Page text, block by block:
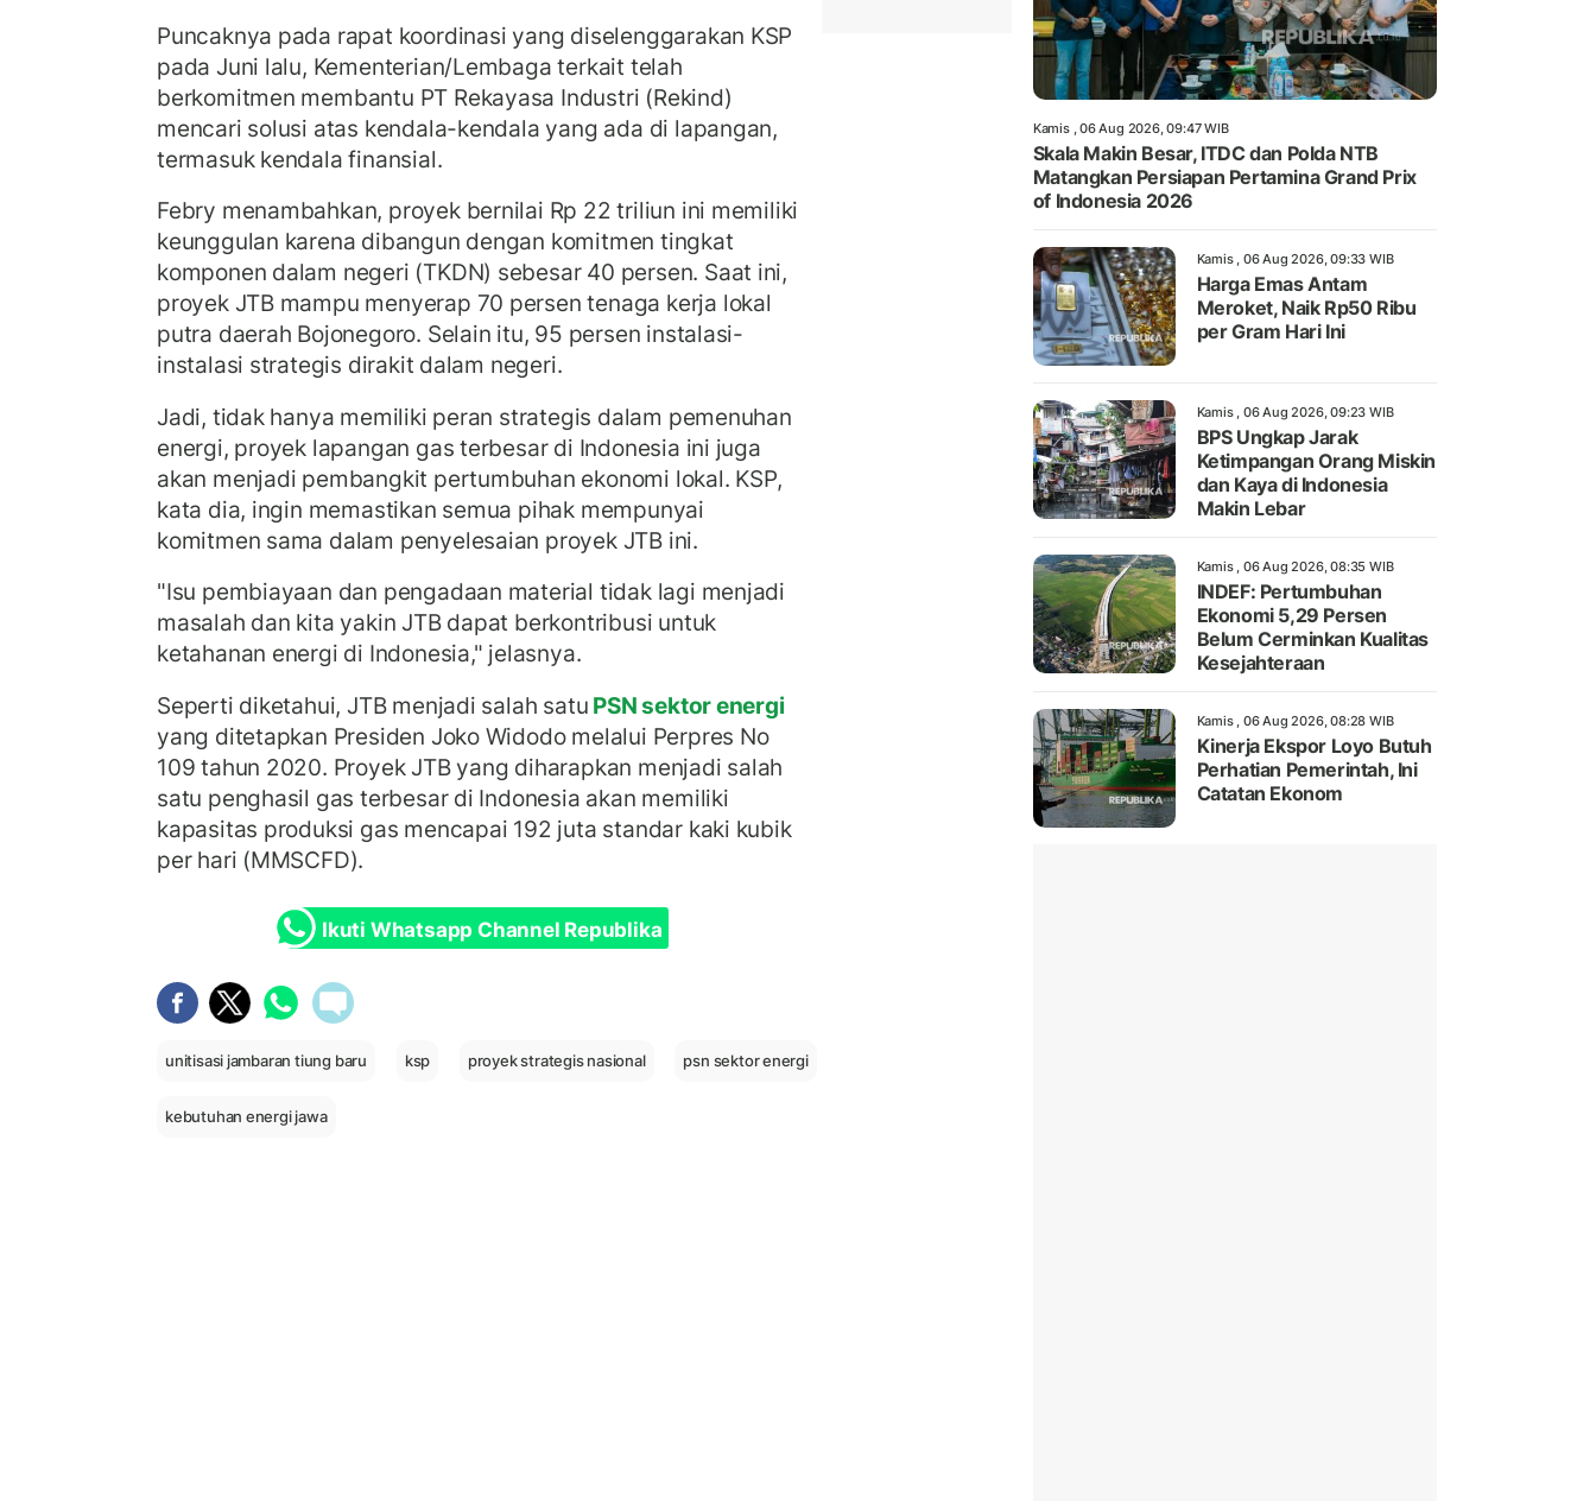
Puncaknya pada rapat koordinasi yang diselenggarakan KSP
pada Juni lalu, Kementerian/Lembaga terkait telah
berkomitmen membantu PT Rekayasa Industri (Rekind)
mencari solusi atas kendala-kendala yang ada di lapangan,
termasuk kendala finansial.
Febry menambahkan, proyek bernilai Rp 22 triliun ini memiliki
keunggulan karena dibangun dengan komitmen tingkat
komponen dalam negeri (TKDN) sebesar 40 persen. Saat ini,
proyek JTB mampu menyerap 70 persen tenaga kerja lokal
putra daerah Bojonegoro. Selain itu, 95 persen instalasi-
instalasi strategis dirakit dalam negeri.
Jadi, tidak hanya memiliki peran strategis dalam pemenuhan
energi, proyek lapangan gas terbesar di Indonesia ini juga
akan menjadi pembangkit pertumbuhan ekonomi lokal. KSP,
kata dia, ingin memastikan semua pihak mempunyai
komitmen sama dalam penyelesaian proyek JTB ini.
"Isu pembiayaan dan pengadaan material tidak lagi menjadi
masalah dan kita yakin JTB dapat berkontribusi untuk
ketahanan energi di Indonesia," jelasnya.
Seperti diketahui, JTB menjadi salah satu PSN sektor energi
yang ditetapkan Presiden Joko Widodo melalui Perpres No
109 tahun 2020. Proyek JTB yang diharapkan menjadi salah
satu penghasil gas terbesar di Indonesia akan memiliki
kapasitas produksi gas mencapai 192 juta standar kaki kubik
per hari (MMSCFD).
Ikuti Whatsapp Channel Republika
unitisasi jambaran tiung baru ksp proyek strategis nasional psn sektor energi
kebutuhan energi jawa
Kamis , 06 Aug 2026, 09:47 WIB
Skala Makin Besar, ITDC dan Polda NTB
Matangkan Persiapan Pertamina Grand Prix
of Indonesia 2026
Kamis , 06 Aug 2026, 09:33 WIB
Harga Emas Antam
Meroket, Naik Rp50 Ribu
per Gram Hari Ini
Kamis , 06 Aug 2026, 09:23 WIB
BPS Ungkap Jarak
Ketimpangan Orang Miskin
dan Kaya di Indonesia
Makin Lebar
Kamis , 06 Aug 2026, 08:35 WIB
INDEF: Pertumbuhan
Ekonomi 5,29 Persen
Belum Cerminkan Kualitas
Kesejahteraan
Kamis , 06 Aug 2026, 08:28 WIB
Kinerja Ekspor Loyo Butuh
Perhatian Pemerintah, Ini
Catatan Ekonom